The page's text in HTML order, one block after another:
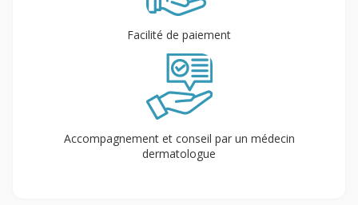
Facilité de paiement
Accompagnement et conseil par un médecin
dermatologue